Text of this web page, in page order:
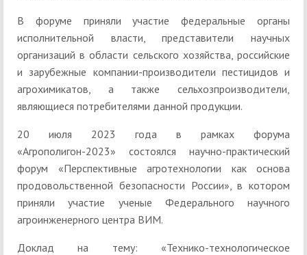
В форуме приняли участие федеральные органы
исполнительной власти, представители научных
организаций в области сельского хозяйства, российские
и зарубежные компании-производители пестицидов и
агрохимикатов, а также сельхозпроизводители,
являющиеся потребителями данной продукции.
20 июля 2023 года в рамках форума
«Агрополигон-2023» состоялся научно-практический
форум «Перспективные агротехнологии как основа
продовольственной безопасности России», в котором
приняли участие ученые Федерального научного
агроинженерного центра ВИМ.
Доклад на тему: «Технико-технологическое